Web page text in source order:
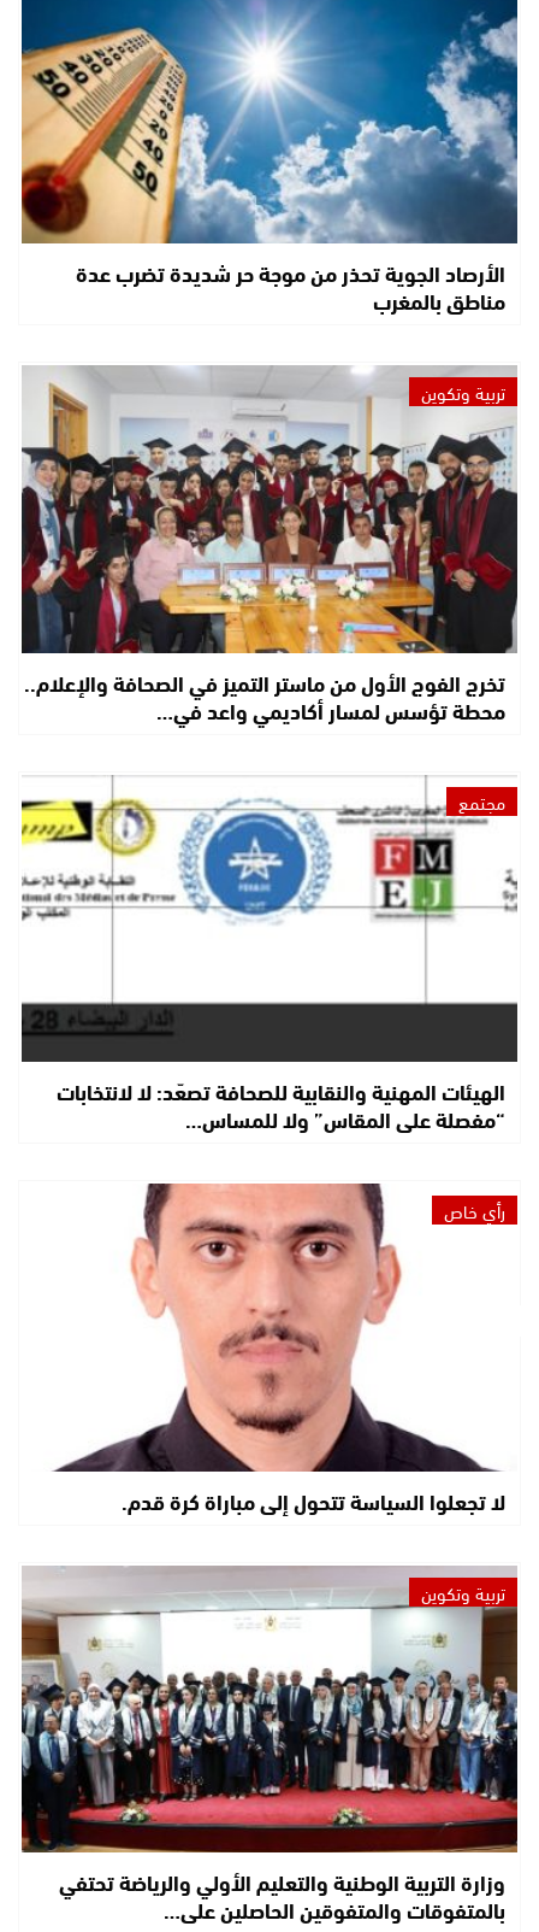
الأرصاد الجوية تحذر من موجة حر شديدة تضرب عدة
مناطق بالمغرب
تربية وتكوين
تخرج الفوج الأول من ماستر التميز في الصحافة والإعلام..
محطة تؤسس لمسار أكاديمي واعد في…
مجتمع
الهيئات المهنية والنقابية للصحافة تصعّد: لا لانتخابات
“مفصلة على المقاس” ولا للمساس…
رأي خاص
لا تجعلوا السياسة تتحول إلى مباراة كرة قدم.
تربية وتكوين
وزارة التربية الوطنية والتعليم الأولي والرياضة تحتفي
بالمتفوقات والمتفوقين الحاصلين على…